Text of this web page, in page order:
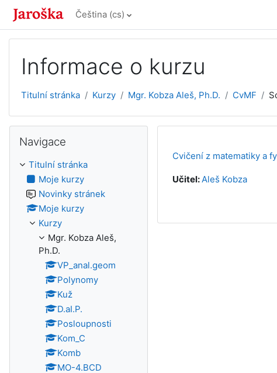
Přejít k hlavnímu obsahu
Čeština ‎(cs)‎
Informace o kurzu
Titulní stránka Kurzy Mgr. Kobza Aleš, Ph.D. CvMF
Cvičení z matematiky a
Učitel:Aleš Kobza
Navigace
Titulní stránka
Moje kurzy
Novinky stránek
Moje kurzy
Kurzy
Mgr. Kobza Aleš,
Ph.D.
VP_anal.geom
Polynomy
Kuž
D.aI.P.
Posloupnosti
Kom_C
Komb
MO-4.BCD